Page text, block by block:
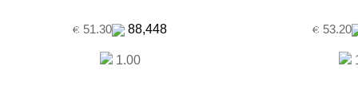
51.30 88,448
1.00
53.20